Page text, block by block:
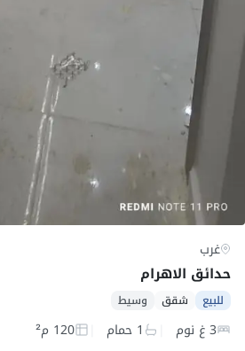
غرب
حدائق الاهرام
للبيع شقق وسيط
3 غ نوم 1 حمام 120 م²